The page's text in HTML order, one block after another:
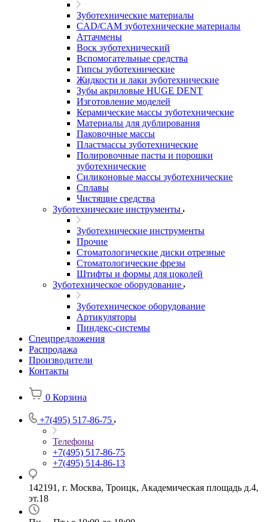
Зуботехнические материалы
CAD/CAM зуботехнические материалы
Аттачмены
Воск зуботехнический
Вспомогательные средства
Гипсы зуботехнические
Жидкости и лаки зуботехнические
Зубы акриловые HUGE DENT
Изготовление моделей
Керамические массы зуботехнические
Материалы для дублирования
Паковочные массы
Пластмассы зуботехнические
Полировочные пасты и порошки
зуботехнические
Силиконовые массы зуботехнические
Сплавы
Чистящие средства
Зуботехнические инструменты
Зуботехнические инструменты
Прочие
Стоматологические диски отрезные
Стоматологические фрезы
Штифты и формы для цоколей
Зуботехническое оборудование
Зуботехническое оборудование
Артикуляторы
Пиндекс-системы
Спецпредложения
Распродажа
Производители
Контакты
0 Корзина
+7(495) 517-86-75
Телефоны
+7(495) 517-86-75
+7(495) 514-86-13
142191, г. Москва, Троицк, Академическая площадь д.4,
эт.18